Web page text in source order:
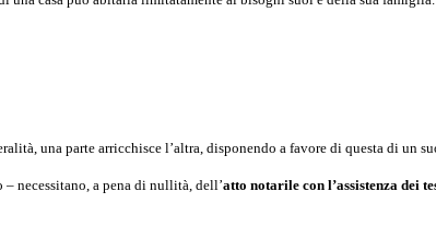
una parte arricchisce l’altra, disponendo a favore di questa di un
necessitano, a pena di nullità, dell’atto notarile con l’assistenza dei